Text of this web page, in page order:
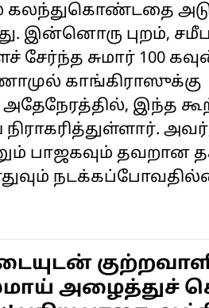
கலந்துகொண்டதை
இன்னொரு புறம்,
சேர்ந்த சுமார் 100
காங்கிராஸுக்கு
இந்த
பாஜகவும்
அழைத்துச்